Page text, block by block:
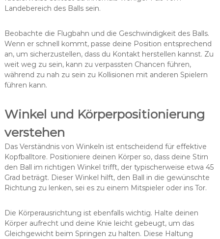
Landebereich des Balls sein.
Beobachte die Flugbahn und die Geschwindigkeit des Balls.
Wenn er schnell kommt, passe deine Position entsprechend
an, um sicherzustellen, dass du Kontakt herstellen kannst. Zu
weit weg zu sein, kann zu verpassten Chancen führen,
während zu nah zu sein zu Kollisionen mit anderen Spielern
führen kann.
Winkel und Körperpositionierung
verstehen
Das Verständnis von Winkeln ist entscheidend für effektive
Kopfballtore. Positioniere deinen Körper so, dass deine Stirn
den Ball im richtigen Winkel trifft, der typischerweise etwa 45
Grad beträgt. Dieser Winkel hilft, den Ball in die gewünschte
Richtung zu lenken, sei es zu einem Mitspieler oder ins Tor.
Die Körperausrichtung ist ebenfalls wichtig. Halte deinen
Körper aufrecht und deine Knie leicht gebeugt, um das
Gleichgewicht beim Springen zu halten. Diese Haltung